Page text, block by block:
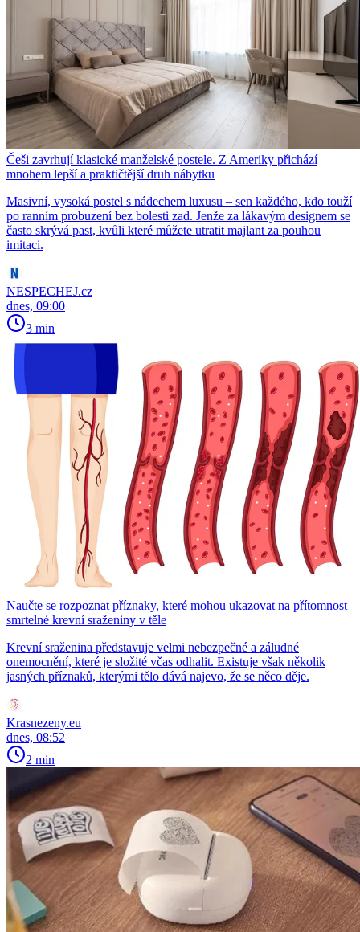
Češi zavrhují klasické manželské postele. Z Ameriky přichází
mnohem lepší a praktičtější druh nábytku
Masivní, vysoká postel s nádechem luxusu – sen každého, kdo touží
po ranním probuzení bez bolesti zad. Jenže za lákavým designem se
často skrývá past, kvůli které můžete utratit majlant za pouhou
imitaci.
NESPECHEJ.cz
dnes, 09:00
3 min
Naučte se rozpoznat příznaky, které mohou ukazovat na přítomnost
smrtelné krevní sraženiny v těle
Krevní sraženina představuje velmi nebezpečné a záludné
onemocnění, které je složité včas odhalit. Existuje však několik
jasných příznaků, kterými tělo dává najevo, že se něco děje.
Krasnezeny.eu
dnes, 08:52
2 min